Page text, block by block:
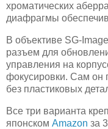
хроматических
диафрагмы
В объективе SG-
разъем для
управления на
фокусировки. Сам он
без пластиковых
Все три варианта
японском Amazon за